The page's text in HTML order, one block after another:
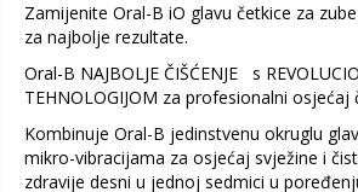
Zamijenite Oral-B iO glavu četkice za
za najbolje rezultate.
Oral-B NAJBOLJE ČIŠĆENJE s
TEHNOLOGIJOM za profesionalni osjećaj
Kombinuje Oral-B jedinstvenu okruglu
mikro-vibracijama za osjećaj svježine i
zdravije desni u jednoj sedmici u